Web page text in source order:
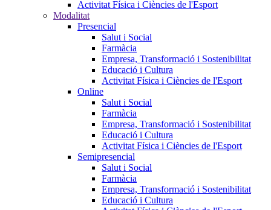
Activitat Física i Ciències de l'Esport
Modalitat
Presencial
Salut i Social
Farmàcia
Empresa, Transformació i Sostenibilitat
Educació i Cultura
Activitat Física i Ciències de l'Esport
Online
Salut i Social
Farmàcia
Empresa, Transformació i Sostenibilitat
Educació i Cultura
Activitat Física i Ciències de l'Esport
Semipresencial
Salut i Social
Farmàcia
Empresa, Transformació i Sostenibilitat
Educació i Cultura